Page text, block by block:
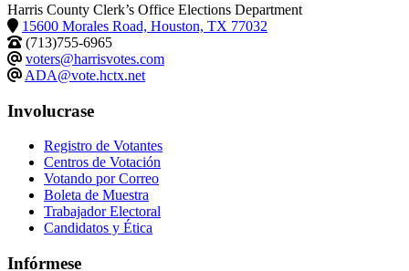
Harris County Clerk’s Office Elections Department
15600 Morales Road, Houston, TX 77032
(713)755-6965
voters@harrisvotes.com
ADA@vote.hctx.net
Involucrase
Registro de Votantes
Centros de Votación
Votando por Correo
Boleta de Muestra
Trabajador Electoral
Candidatos y Ética
Infórmese